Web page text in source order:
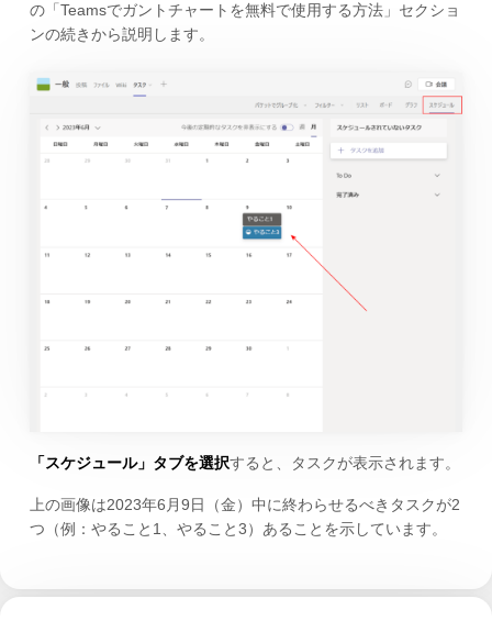
の「Teamsでガントチャートを無料で使用する方法」セクショ
ンの続きから説明します。
「スケジュール」タブを選択すると、タスクが表示されます。
上の画像は2023年6月9日（金）中に終わらせるべきタスクが2
つ（例：やること1、やること3）あることを示しています。